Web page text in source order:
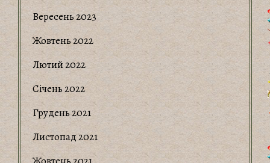
Вересень 2023
Жовтень 2022
Лютий 2022
Січень 2022
Грудень 2021
Листопад 2021